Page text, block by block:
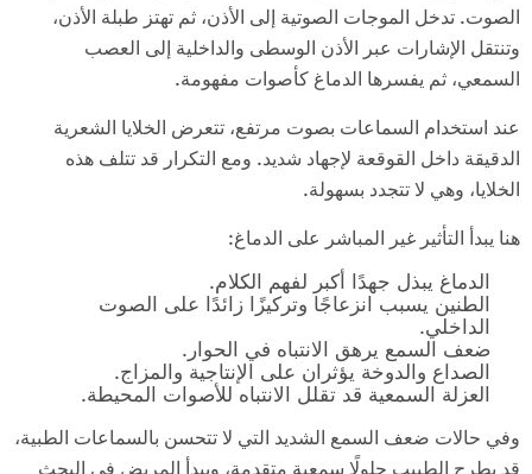
الصوت. تدخل الموجات الصوتية إلى الأذن، ثم تهتز طبلة الأذن،
وتنتقل الإشارات عبر الأذن الوسطى والداخلية إلى العصب
السمعي، ثم يفسرها الدماغ كأصوات مفهومة.
عند استخدام السماعات بصوت مرتفع، تتعرض الخلايا الشعرية
الدقيقة داخل القوقعة لإجهاد شديد. ومع التكرار قد تتلف هذه
الخلايا، وهي لا تتجدد بسهولة.
هنا يبدأ التأثير غير المباشر على الدماغ:
الدماغ يبذل جهدًا أكبر لفهم الكلام.
الطنين يسبب انزعاجًا وتركيزًا زائدًا على الصوت
الداخلي.
ضعف السمع يرهق الانتباه في الحوار.
الصداع والدوخة يؤثران على الإنتاجية والمزاج.
العزلة السمعية قد تقلل الانتباه للأصوات المحيطة.
وفي حالات ضعف السمع الشديد التي لا تتحسن بالسماعات الطبية،
قد يطرح الطبيب حلولًا سمعية متقدمة، ويبدأ المريض في البحث